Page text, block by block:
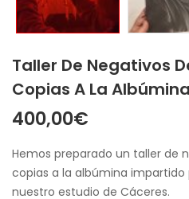
Taller De Negativos
Copias A La Albúmina
400,00€
Hemos preparado un taller de
copias a la albúmina impartido
nuestro estudio de Cáceres.